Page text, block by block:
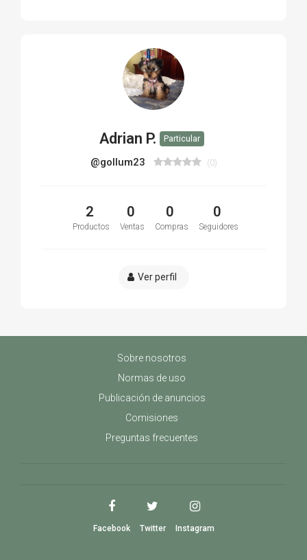
Adrian P. Particular
@gollum23 (0)
2
Productos
0
Ventas
0
Compras
0
Seguidores
Ver perfil
Sobre nosotros
Normas de uso
Publicación de anuncios
Comisiones
Preguntas frecuentes
Facebook Twitter Instagram